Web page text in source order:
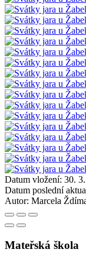
Datum vložení: 30.
Datum poslední
Autor: Marcela
Mateřská škola